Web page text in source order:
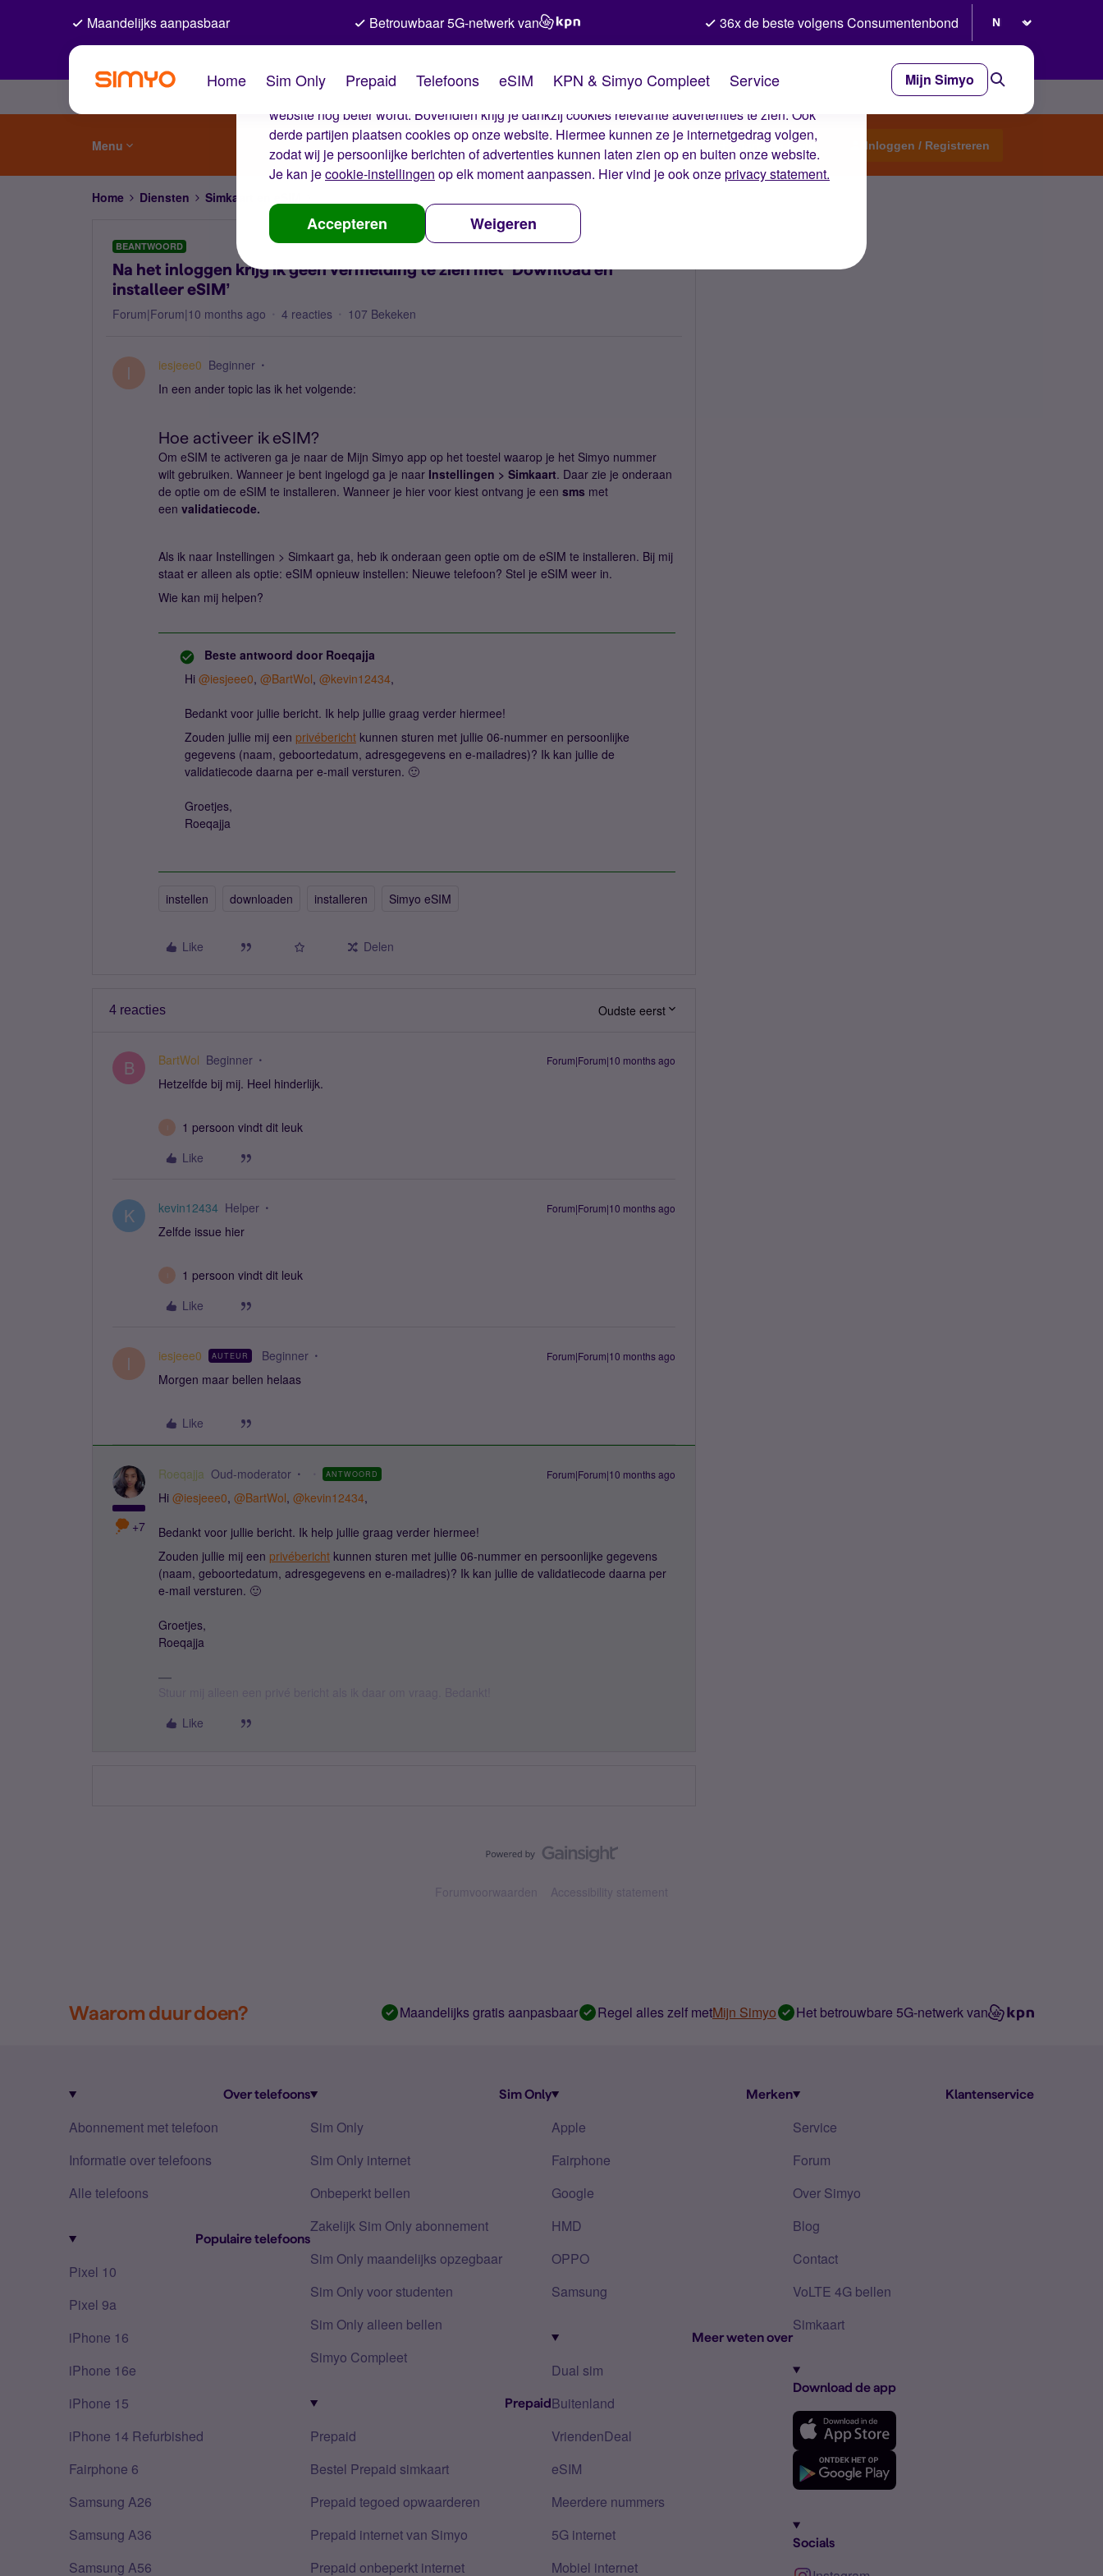
De cookies van Simyo
Wij gebruiken cookies op onze website. Met deze cookies zorgen wij ervoor dat je ervaring op de
website nog beter wordt. Bovendien krijg je dankzij cookies relevante advertenties te zien. Ook
derde partijen plaatsen cookies op onze website. Hiermee kunnen ze je internetgedrag volgen,
zodat wij je persoonlijke berichten of advertenties kunnen laten zien op en buiten onze website.
Je kan jecookie-instellingen op elk moment aanpassen. Hier vind je ook onzeprivacy statement.
Accepteren Weigeren
Maandelijks aanpasbaar Betrouwbaar 5G-netwerk van 36x de beste volgens Consumentenbond
Home Sim Only Prepaid Telefoons eSIM KPN & Simyo Compleet Service Mijn Simyo
Menu Start een topic Inloggen / Registreren
Home Diensten Simkaart en eSIM
BEANTWOORD
Na het inloggen krijg ik geen vermelding te zien met ‘Download en
installeer eSIM’
Forum|Forum|10 months ago 4 reacties 107 Bekeken
I iesjeee0 Beginner
In een ander topic las ik het volgende:
Hoe activeer ik eSIM?
Om eSIM te activeren ga je naar de Mijn Simyo app op het toestel waarop je het Simyo nummer
wilt gebruiken. Wanneer je bent ingelogd ga je naar Instellingen > Simkaart. Daar zie je onderaan
de optie om de eSIM te installeren. Wanneer je hier voor kiest ontvang je een sms met
een validatiecode.
Als ik naar Instellingen > Simkaart ga, heb ik onderaan geen optie om de eSIM te installeren. Bij mij
staat er alleen als optie: eSIM opnieuw instellen: Nieuwe telefoon? Stel je eSIM weer in.
Wie kan mij helpen?
Beste antwoord door Roeqajja
Hi ​ @iesjeee0, ​ @BartWol, ​ @kevin12434,
Bedankt voor jullie bericht. Ik help jullie graag verder hiermee!
Zouden jullie mij een privébericht kunnen sturen met jullie 06-nummer en persoonlijke
gegevens (naam, geboortedatum, adresgegevens en e-mailadres)? Ik kan jullie de
validatiecode daarna per e-mail versturen. 🙂
Groetjes,
Roeqajja
instellen downloaden installeren Simyo eSIM
Like Delen
4 reacties Oudste eerst
B BartWol Beginner Forum|Forum|10 months ago
Hetzelfde bij mij. Heel hinderlijk.
1 persoon vindt dit leuk
Like
K kevin12434 Helper Forum|Forum|10 months ago
Zelfde issue hier
1 persoon vindt dit leuk
Like
I iesjeee0 AUTEUR Beginner Forum|Forum|10 months ago
Morgen maar bellen helaas
Like
+7
Roeqajja Oud-moderator ANTWOORD Forum|Forum|10 months ago
Hi ​ @iesjeee0, ​ @BartWol, ​ @kevin12434,
Bedankt voor jullie bericht. Ik help jullie graag verder hiermee!
Zouden jullie mij een privébericht kunnen sturen met jullie 06-nummer en persoonlijke gegevens
(naam, geboortedatum, adresgegevens en e-mailadres)? Ik kan jullie de validatiecode daarna per
e-mail versturen. 🙂
Groetjes,
Roeqajja
Like
Forumvoorwaarden Accessibility statement
Waarom duur doen? Maandelijks gratis aanpasbaar Regel alles zelf metMijn Simyo Het betrouwbare 5G-netwerk van
Over telefoons
Abonnement met telefoon
Informatie over telefoons
Alle telefoons
Populaire telefoons
Pixel 10
Pixel 9a
iPhone 16
iPhone 16e
iPhone 15
iPhone 14 Refurbished
Fairphone 6
Samsung A26
Samsung A36
Samsung A56
Sim Only
Sim Only
Sim Only internet
Onbeperkt bellen
Zakelijk Sim Only abonnement
Sim Only maandelijks opzegbaar
Sim Only voor studenten
Sim Only alleen bellen
Simyo Compleet
Prepaid
Prepaid
Bestel Prepaid simkaart
Prepaid tegoed opwaarderen
Prepaid internet van Simyo
Prepaid onbeperkt internet
Merken
Apple
Fairphone
Google
HMD
OPPO
Samsung
Meer weten over
Dual sim
Buitenland
VriendenDeal
eSIM
Meerdere nummers
5G internet
Mobiel internet
Klantenservice
Service
Forum
Over Simyo
Blog
Contact
VoLTE 4G bellen
Simkaart
Download de app
Socials